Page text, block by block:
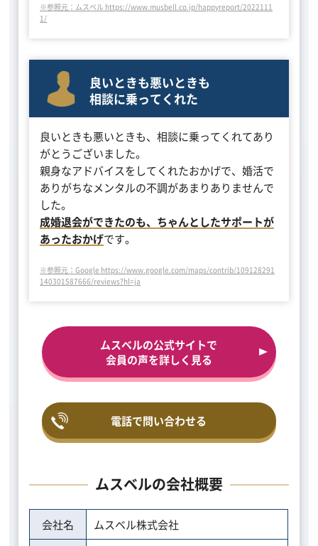
※参照元：ムスベル https://www.musbell.co.jp/happyreport/2022111
1/
良いときも悪いときも
相談に乗ってくれた
良いときも悪いときも、相談に乗ってくれてあり
がとうございました。
親身なアドバイスをしてくれたおかげで、婚活で
ありがちなメンタルの不調があまりありませんで
した。
成婚退会ができたのも、ちゃんとしたサポートが
あったおかげです。
※参照元：Google https://www.google.com/maps/contrib/109128291
140301587666/reviews?hl=ja
ムスベルの公式サイトで
会員の声を詳しく見る
電話で問い合わせる
ムスベルの会社概要
会社名
ムスベル株式会社